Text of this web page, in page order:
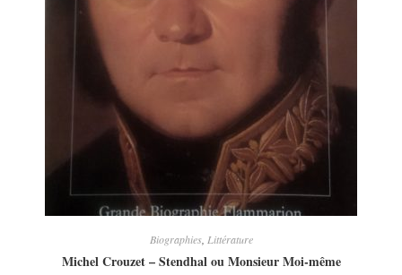
Biographies, Littérature
Michel Crouzet – Stendhal ou Monsieur Moi-même